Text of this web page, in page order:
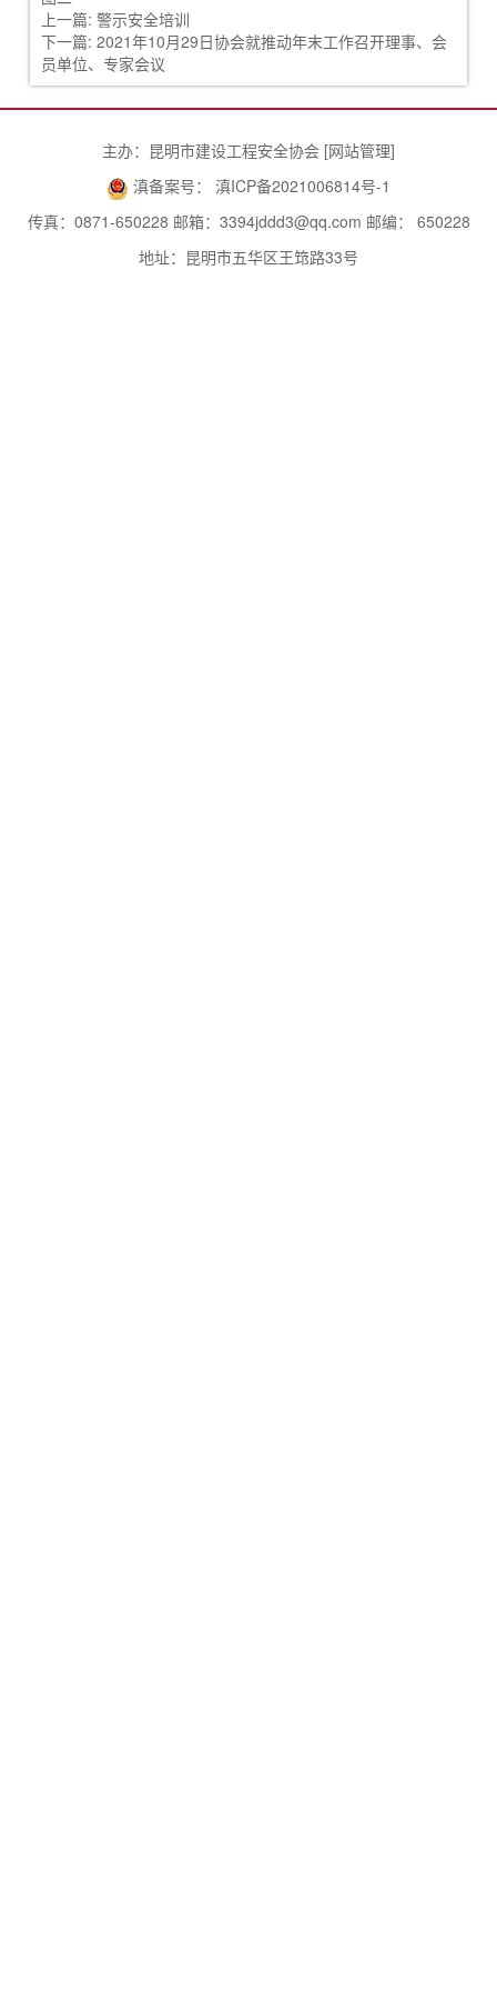
上一篇:警示安全培训
下一篇:2021年10月29日协会就推动年末工作召开理事、会
员单位、专家会议
主办：昆明市建设工程安全协会 [网站管理]
滇备案号： 滇ICP备2021006814号-1
传真：0871-650228 邮箱：3394jddd3@qq.com 邮编： 650228
地址：昆明市五华区王筇路33号